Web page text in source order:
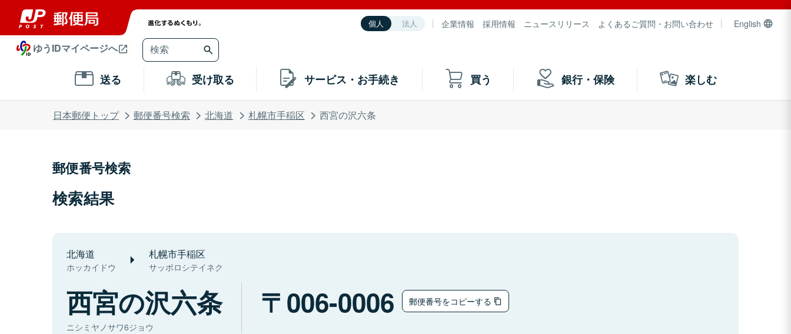
個人 法人 企業情報 採用情報 ニュースリリース よくあるご質問・お問い合わせ English
ゆうIDマイページへ
送る 受け取る サービス・お手続き 買う 銀行・保険 楽しむ
日本郵便トップ 郵便番号検索 北海道 札幌市手稲区 西宮の沢六条
郵便番号検索
検索結果
北海道
ホッカイドウ
札幌市手稲区
サッポロシテイネク
西宮の沢六条
ニシミヤノサワ6ジョウ
006-0006 郵便番号をコピーする